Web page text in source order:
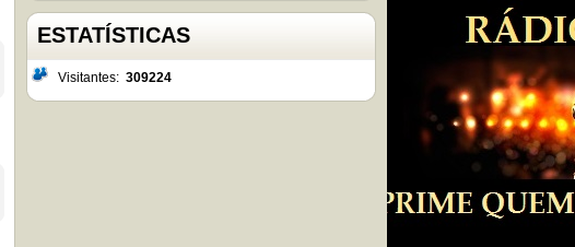
ESTATÍSTICAS
Visitantes: 309224